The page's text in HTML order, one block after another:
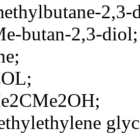
2,3-
butan-2,3-diol;